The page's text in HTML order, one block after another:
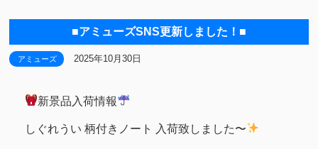
■アミューズSNS更新しました！■
アミューズ 2025年10月30日
新景品入荷情報
しぐれうい 柄付きノート 入荷致しました〜